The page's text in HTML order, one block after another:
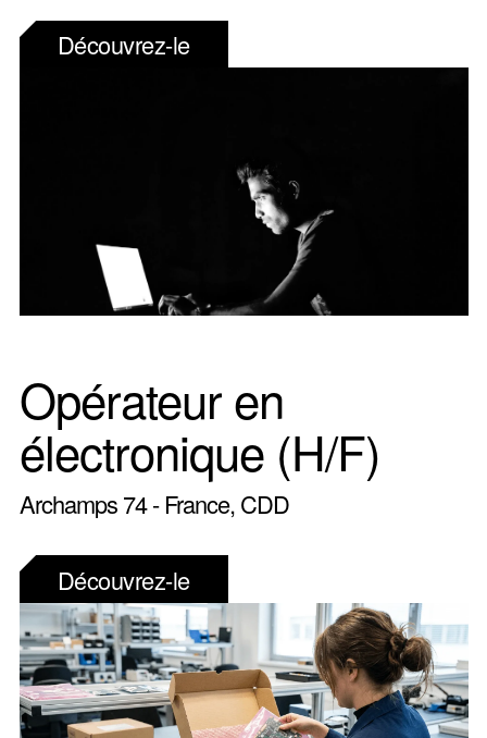
Découvrez-le
Opérateur en
électronique (H/F)
Archamps 74 - France, CDD
Découvrez-le